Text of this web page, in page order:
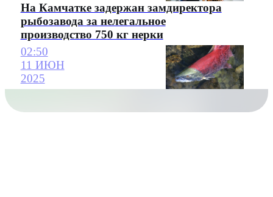
На Камчатке задержан замдиректора
рыбозавода за нелегальное
производство 750 кг нерки
02:50
11 ИЮН
2025